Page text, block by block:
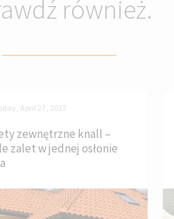
również.
April 27, 2017
zewnętrzne knall –
zalet w jednej osłonie